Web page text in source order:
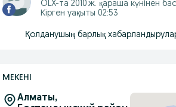
OLX-та 2010 ж. қараша күнінен
Кірген уақыты 02:53
Қолданушың барлық
МЕКЕНІ
Алматы,